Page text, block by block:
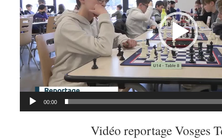
00:00
Vidéo reportage Vosges